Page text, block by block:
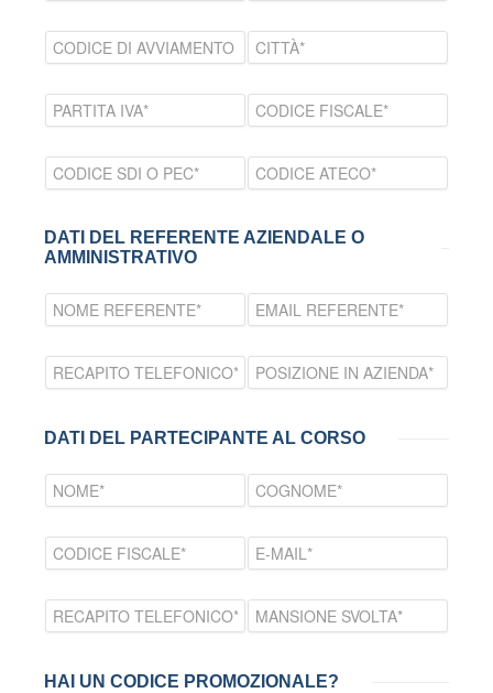
DATI DEL REFERENTE AZIENDALE O
AMMINISTRATIVO
DATI DEL PARTECIPANTE AL CORSO
HAI UN CODICE PROMOZIONALE?